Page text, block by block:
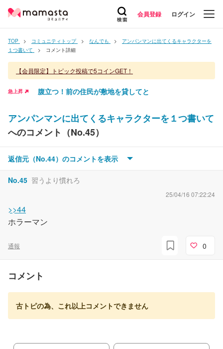
会員登録 ログイン
TOP コミュニティトップ なんでも
アンパンマンに出てくるキャラクターを
１つ書いて
コメント詳細
【会員限定】トピック投稿で5コインGET！
急上昇 腹立つ！前の住民が敷地を貸してと
アンパンマンに出てくるキャラクターを１つ書いて
へのコメント（No.45）
No.44 明日は明日の風が吹く
ここまでバタコさんと骨の奴がいないとか
返信元（No.44）のコメントを表示
No.45 習うより慣れろ
25/04/16 07:22:24
>>44
ホラーマン
通報 0
コメント
古トピの為、これ以上コメントできません